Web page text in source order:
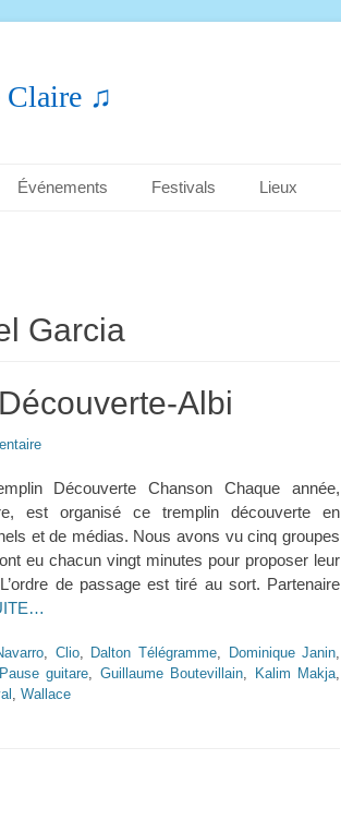
Claire ♫
Événements Festivals Lieux
Garcia
Albi
Découverte Chanson Chaque année,
est organisé ce tremplin découverte en
et de médias. Nous avons vu cinq groupes
eu chacun vingt minutes pour proposer leur
de passage est tiré au sort. Partenaire
, Clio, Dalton Télégramme, Dominique Janin,
guitare, Guillaume Boutevillain, Kalim Makja,
, Wallace